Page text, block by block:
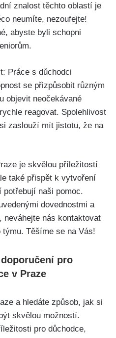
znalost těchto oblastí je
neumíte, nezoufejte!
abyste byli schopni
Práce s důchodci
se přizpůsobit různým
objevit neočekávané
reagovat. Spolehlivost
zaslouží mít jistotu, že na
je skvělou příležitostí
také přispět k vytvoření
naši pomoc.
dovednostmi a
neváhejte nás kontaktovat
Těšíme se na Vás!
pro
v Praze
a hledáte způsob, jak si
skvělou možností.
pro důchodce,